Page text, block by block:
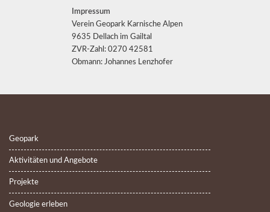
Impressum
Verein Geopark Karnische Alpen
9635 Dellach im Gailtal
ZVR-Zahl: 0270 42581
Obmann: Johannes Lenzhofer
Geopark
Aktivitäten und Angebote
Projekte
Geologie erleben